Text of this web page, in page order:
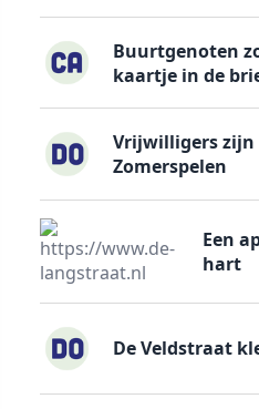
Buurtgenoten
kaartje in de
Vrijwilligers zijn
Zomerspelen
Een
hart
De Veldstraat